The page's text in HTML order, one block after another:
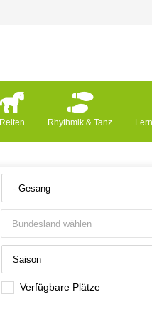
Reiten Rhythmik & Tanz
Verfügbare Plätze